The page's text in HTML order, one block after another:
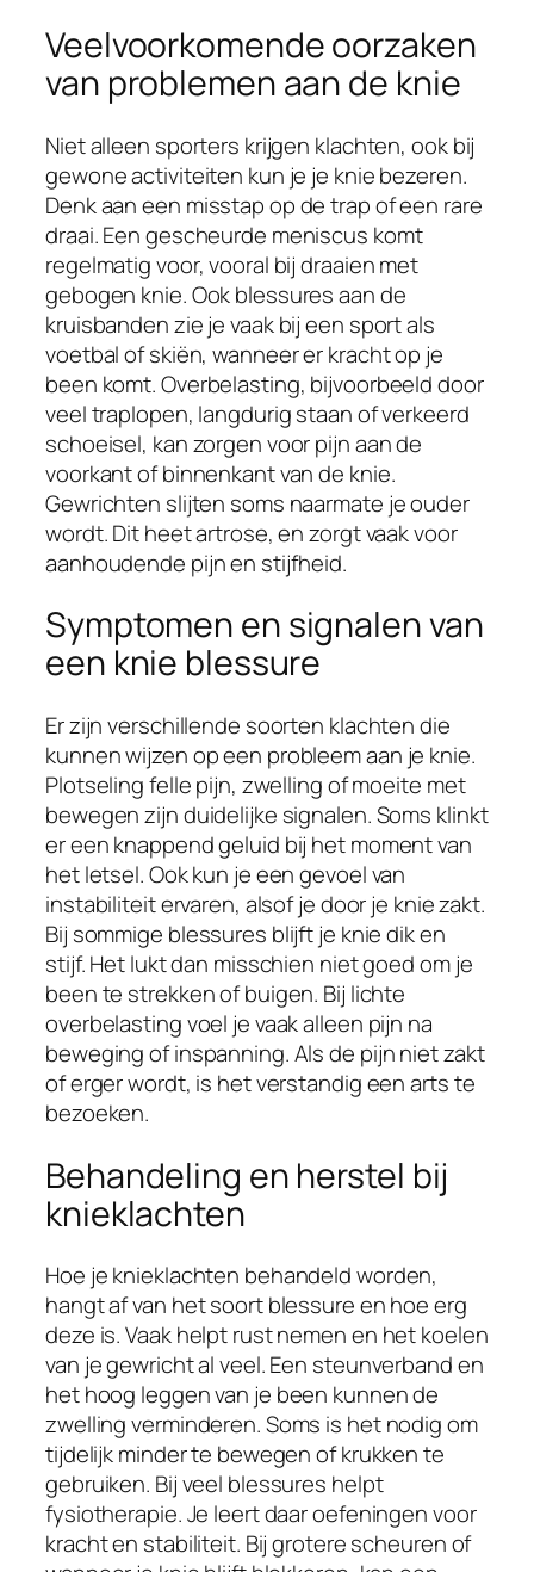
Veelvoorkomende oorzaken
van problemen aan de knie
Niet alleen sporters krijgen klachten, ook bij
gewone activiteiten kun je je knie bezeren.
Denk aan een misstap op de trap of een rare
draai. Een gescheurde meniscus komt
regelmatig voor, vooral bij draaien met
gebogen knie. Ook blessures aan de
kruisbanden zie je vaak bij een sport als
voetbal of skiën, wanneer er kracht op je
been komt. Overbelasting, bijvoorbeeld door
veel traplopen, langdurig staan of verkeerd
schoeisel, kan zorgen voor pijn aan de
voorkant of binnenkant van de knie.
Gewrichten slijten soms naarmate je ouder
wordt. Dit heet artrose, en zorgt vaak voor
aanhoudende pijn en stijfheid.
Symptomen en signalen van
een knie blessure
Er zijn verschillende soorten klachten die
kunnen wijzen op een probleem aan je knie.
Plotseling felle pijn, zwelling of moeite met
bewegen zijn duidelijke signalen. Soms klinkt
er een knappend geluid bij het moment van
het letsel. Ook kun je een gevoel van
instabiliteit ervaren, alsof je door je knie zakt.
Bij sommige blessures blijft je knie dik en
stijf. Het lukt dan misschien niet goed om je
been te strekken of buigen. Bij lichte
overbelasting voel je vaak alleen pijn na
beweging of inspanning. Als de pijn niet zakt
of erger wordt, is het verstandig een arts te
bezoeken.
Behandeling en herstel bij
knieklachten
Hoe je knieklachten behandeld worden,
hangt af van het soort blessure en hoe erg
deze is. Vaak helpt rust nemen en het koelen
van je gewricht al veel. Een steunverband en
het hoog leggen van je been kunnen de
zwelling verminderen. Soms is het nodig om
tijdelijk minder te bewegen of krukken te
gebruiken. Bij veel blessures helpt
fysiotherapie. Je leert daar oefeningen voor
kracht en stabiliteit. Bij grotere scheuren of